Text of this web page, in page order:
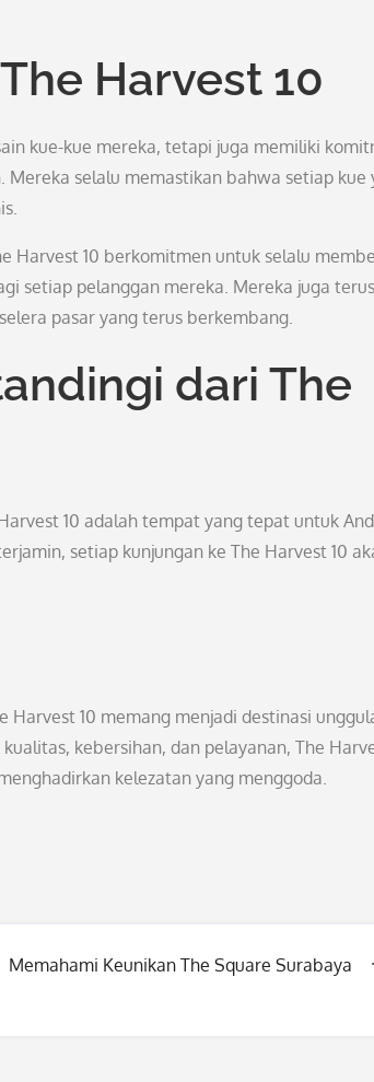
Harvest 10
kue-kue mereka, tetapi juga memiliki
selalu memastikan bahwa setiap kue
Harvest 10 berkomitmen untuk selalu
setiap pelanggan mereka. Mereka juga terus
pasar yang terus berkembang.
dari The
10 adalah tempat yang tepat untuk
setiap kunjungan ke The Harvest 10
Harvest 10 memang menjadi destinasi
kebersihan, dan pelayanan, The
kelezatan yang menggoda.
Memahami Keunikan The Square Surabaya